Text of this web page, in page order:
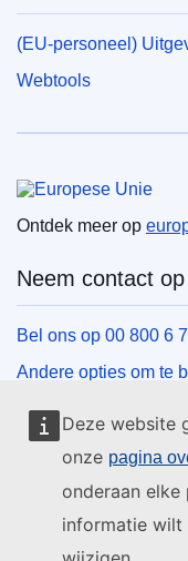
Deze website
onze pagina
onderaan elke
informatie wilt
(EU-personeel)
Webtools
Ontdek meer op
Neem contact
Bel ons op 00 800 6
Andere opties om te
Schrijf ons via het
Ontmoet ons in een